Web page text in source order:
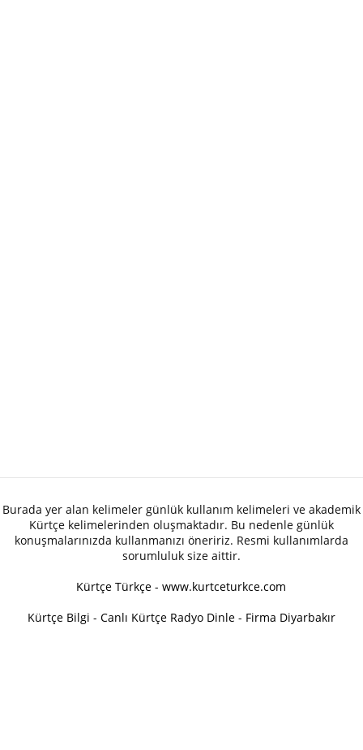
Burada yer alan kelimeler günlük kullanım kelimeleri ve akademik
Kürtçe kelimelerinden oluşmaktadır. Bu nedenle günlük
konuşmalarınızda kullanmanızı öneririz. Resmi kullanımlarda
sorumluluk size aittir.
Kürtçe Türkçe - www.kurtceturkce.com
Kürtçe Bilgi - Canlı Kürtçe Radyo Dinle - Firma Diyarbakır